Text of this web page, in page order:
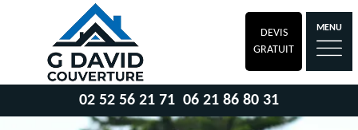
DEVIS
GRATUIT
MENU
02 52 56 21 71 06 21 86 80 31